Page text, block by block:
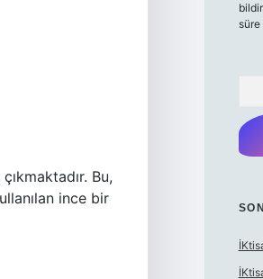
Bu,
ince bir
süre